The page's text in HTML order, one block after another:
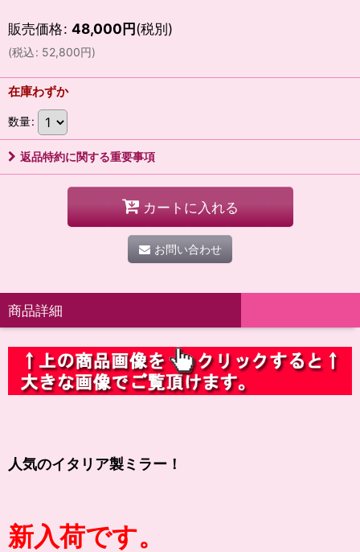
販売価格: 48,000円(税別)
(税込: 52,800円)
在庫わずか
数量:
返品特約に関する重要事項
カートに入れる
お問い合わせ
商品詳細
人気のイタリア製ミラー！
新入荷です。